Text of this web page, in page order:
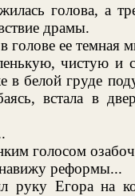
голова, а
драмы.
голове ее темная
чистую и
в белой груде
встала в
голосом
реформы...
руку Егора на